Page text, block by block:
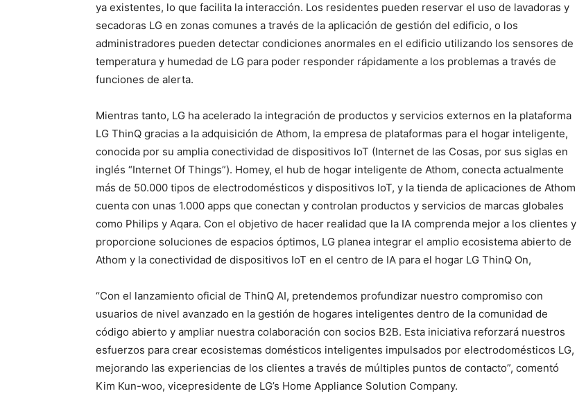
ya existentes, lo que facilita la interacción. Los residentes pueden reservar el uso de lavadoras y
secadoras LG en zonas comunes a través de la aplicación de gestión del edificio, o los
administradores pueden detectar condiciones anormales en el edificio utilizando los sensores de
temperatura y humedad de LG para poder responder rápidamente a los problemas a través de
funciones de alerta.
Mientras tanto, LG ha acelerado la integración de productos y servicios externos en la plataforma
LG ThinQ gracias a la adquisición de Athom, la empresa de plataformas para el hogar inteligente,
conocida por su amplia conectividad de dispositivos IoT (Internet de las Cosas, por sus siglas en
inglés “Internet Of Things”). Homey, el hub de hogar inteligente de Athom, conecta actualmente
más de 50.000 tipos de electrodomésticos y dispositivos IoT, y la tienda de aplicaciones de Athom
cuenta con unas 1.000 apps que conectan y controlan productos y servicios de marcas globales
como Philips y Aqara. Con el objetivo de hacer realidad que la IA comprenda mejor a los clientes y
proporcione soluciones de espacios óptimos, LG planea integrar el amplio ecosistema abierto de
Athom y la conectividad de dispositivos IoT en el centro de IA para el hogar LG ThinQ On,
“Con el lanzamiento oficial de ThinQ AI, pretendemos profundizar nuestro compromiso con
usuarios de nivel avanzado en la gestión de hogares inteligentes dentro de la comunidad de
código abierto y ampliar nuestra colaboración con socios B2B. Esta iniciativa reforzará nuestros
esfuerzos para crear ecosistemas domésticos inteligentes impulsados por electrodomésticos LG,
mejorando las experiencias de los clientes a través de múltiples puntos de contacto”, comentó
Kim Kun-woo, vicepresidente de LG’s Home Appliance Solution Company.